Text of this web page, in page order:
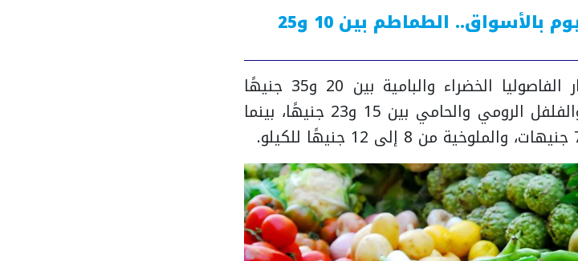
أسعار الخضراوات والفاكهة اليوم بالأسواق.. الطماطم بين 10 و25
وفي الخضراوات الأخرى، تراوحت أسعار الفاصوليا الخضراء والبامية بين 20 و35 جنيهًا
للكيلو، والباذنجان بين 4 و8 جنيهات، والفلفل الرومي والحامي بين 15 و23 جنيهًا، بينما